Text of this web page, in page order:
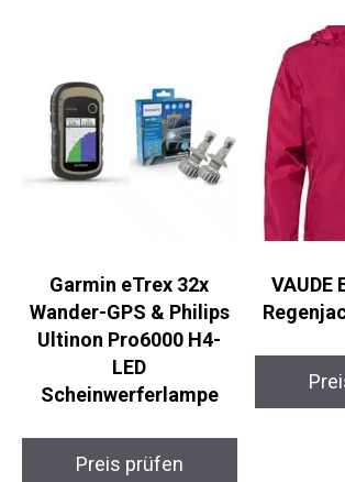
Garmin eTrex 32x
Wander-GPS & Philips
Ultinon Pro6000 H4-
LED
Scheinwerferlampe
Preis prüfen
VAUDE